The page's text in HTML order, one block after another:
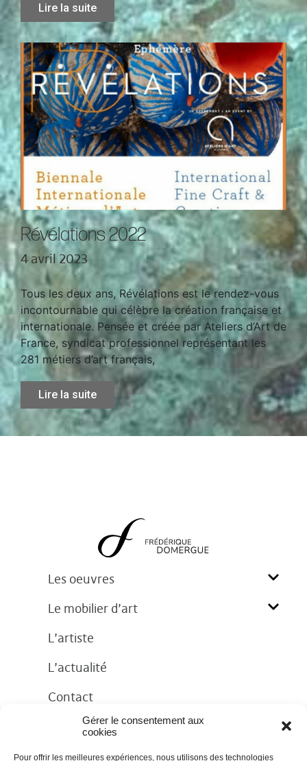
Gérer le consentement aux
cookies
Pour offrir les meilleures expériences, nous utilisons des technologies
Lire la suite
Révélations 2022
4 avril 2023
Tous les deux ans, Révélations est le rendez-vous
incontournable qui célèbre la création française et
internationale. Pensée et créée par Ateliers d’Art de
France, syndicat professionnel représentant les
281 métiers d’art français,
Lire la suite
Les oeuvres
Le mobilier d’art
L’artiste
L’actualité
Contact